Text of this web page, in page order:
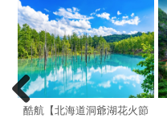
酷航【北海道洞爺湖花火節